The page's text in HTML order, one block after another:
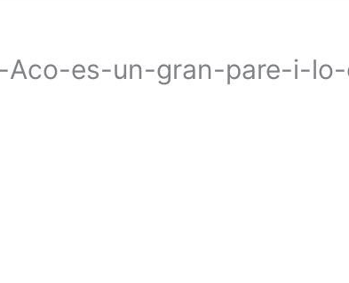
es-un-gran-pare-i-